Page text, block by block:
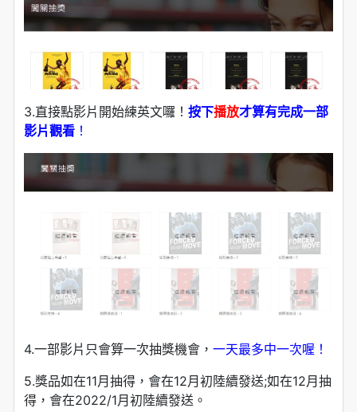
3.直接點影片開始練英文囉！ 按下播放才算有完成一部
影片觀看 ！
4.一部影片只會算一次抽獎機會， 一天最多中一次喔！
5.獎品如在11月抽得，會在12月初陸續發送;如在12月抽
得，會在2022/1月初陸續發送。